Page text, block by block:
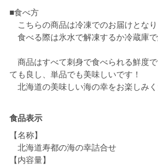
■食べ方
こちらの商品は冷凍でのお届けとなり
食べる際は氷水で解凍するか冷蔵庫で
商品はすべて刺身で食べられる鮮度
ても良し、単品でも美味しいです！
北海道の美味しい海の幸をお楽しみく
食品表示
【名称】
北海道寿都の海の幸詰合せ
【内容量】